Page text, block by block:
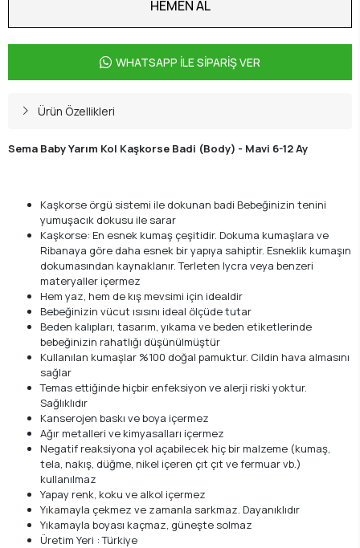
HEMEN AL
WHATSAPP İLE SİPARİŞ VER
Ürün Özellikleri
Sema Baby Yarım Kol Kaşkorse Badi (Body) - Mavi 6-12 Ay
Kaşkorse örgü sistemi ile dokunan badi Bebeğinizin tenini
yumuşacık dokusu ile sarar
Kaşkorse: En esnek kumaş çeşitidir. Dokuma kumaşlara ve
Ribanaya göre daha esnek bir yapıya sahiptir. Esneklik kumaşın
dokumasından kaynaklanır. Terleten lycra veya benzeri
materyaller içermez
Hem yaz, hem de kış mevsimi için idealdir
Bebeğinizin vücut ısısını ideal ölçüde tutar
Beden kalıpları, tasarım, yıkama ve beden etiketlerinde
bebeğinizin rahatlığı düşünülmüştür
Kullanılan kumaşlar %100 doğal pamuktur. Cildin hava almasını
sağlar
Temas ettiğinde hiçbir enfeksiyon ve alerji riski yoktur.
Sağlıklıdır
Kanserojen baskı ve boya içermez
Ağır metalleri ve kimyasalları içermez
Negatif reaksiyona yol açabilecek hiç bir malzeme (kumaş,
tela, nakış, düğme, nikel içeren çıt çıt ve fermuar vb.)
kullanılmaz
Yapay renk, koku ve alkol içermez
Yıkamayla çekmez ve zamanla sarkmaz. Dayanıklıdır
Yıkamayla boyası kaçmaz, güneşte solmaz
Üretim Yeri : Türkiye